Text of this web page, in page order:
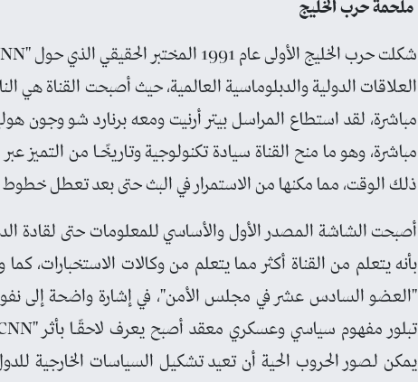
ملحمة حرب الخليج
العلاقات الدولية والدبلوماسية العالمية، حيث أصبحت القناة هي
مباشرة، لقد استطاع المراسل بيتر أرنيت ومعه برنارد شو وجون
مباشرة، وهو ما منح القناة سيادة تكنولوجية وتاريخًـا من التميز
ذلك الوقت، مما مكنها من الاستمرار في البث حتى بعد تعطل خطوط
أصبحت الشاشة المصدر الأول والأساسي للمعلومات حتى لقادة
بأنه يتعلم من القناة أكثر مما يتعلم من وكالات الاستخبارات،
"العضو السادس عشر في مجلس الأمن"، في إشارة واضحة إلى
يمكن لصور الحروب الحية أن تعيد تشكيل السياسات الخارجية